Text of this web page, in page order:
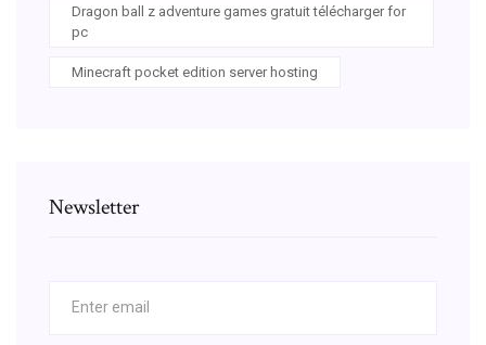
Dragon ball z adventure games gratuit télécharger for
pc
Minecraft pocket edition server hosting
Newsletter